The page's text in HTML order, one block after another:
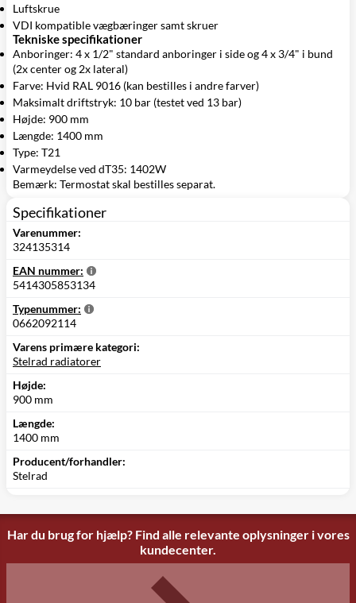
Luftskrue
VDI kompatible vægbæringer samt skruer
Tekniske specifikationer
Anboringer: 4 x 1/2" standard anboringer i side og 4 x 3/4" i bund
(2x center og 2x lateral)
Farve: Hvid RAL 9016 (kan bestilles i andre farver)
Maksimalt driftstryk: 10 bar (testet ved 13 bar)
Højde: 900 mm
Længde: 1400 mm
Type: T21
Varmeydelse ved dT35: 1402W
Bemærk: Termostat skal bestilles separat.
Specifikationer
Varenummer:
324135314
EAN nummer:
5414305853134
Typenummer:
0662092114
Varens primære kategori:
Stelrad radiatorer
Højde:
900 mm
Længde:
1400 mm
Producent/forhandler:
Stelrad
Har du brug for hjælp? Find alle relevante oplysninger i vores
kundecenter.